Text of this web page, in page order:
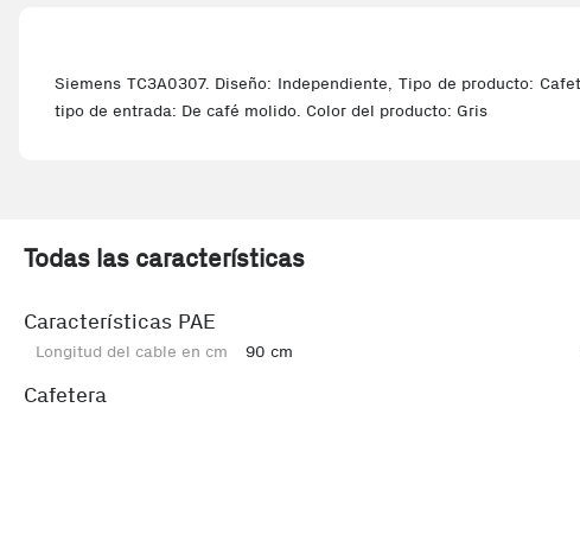
Siemens TC3A0307. Diseño: Independiente, Tipo de producto:
tipo de entrada: De café molido. Color del producto: Gris
Todas las características
Características PAE
Longitud del cable en cm 90 cm
Cafetera